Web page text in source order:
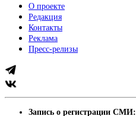
О проекте
Редакция
Контакты
Реклама
Пресс-релизы
Запись о регистрации СМИ: